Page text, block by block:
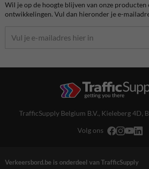
Wil je op de hoogte blijven van onze producten
ontwikkelingen. Vul dan hieronder je e-
TrafficSupply Belgium B.V., Kieleberg 4D,
Volg ons
Verkeersbord.be is onderdeel van TrafficSupply